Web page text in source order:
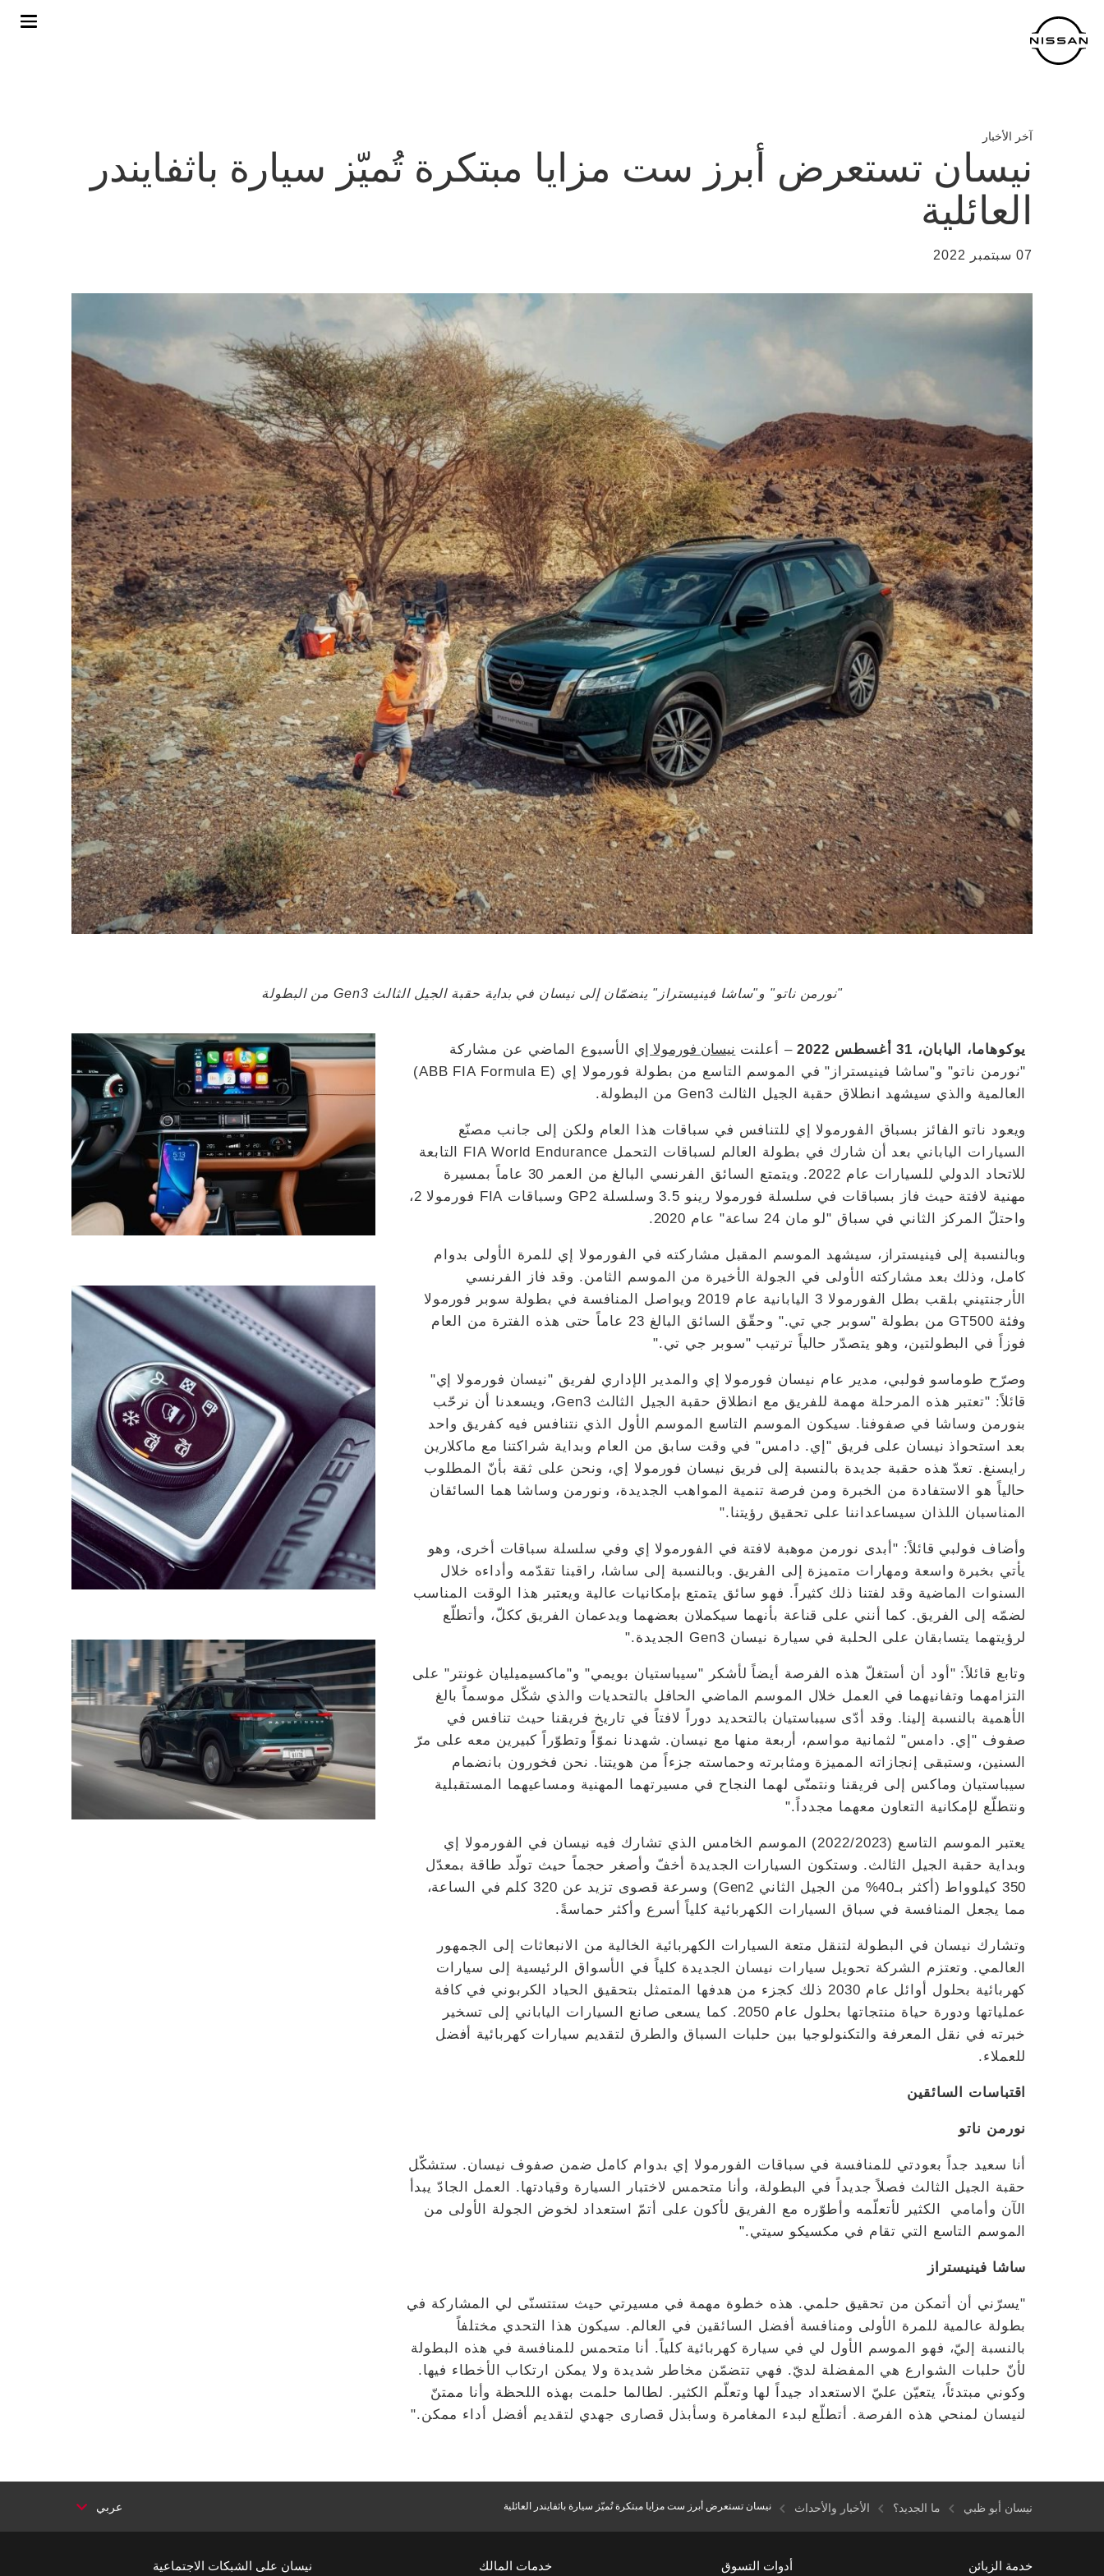
المحتوى
الرئيسي
آخر الأخبار
نيسان تستعرض أبرز ست مزايا مبتكرة تُميّز سيارة باثفايندر
العائلية
07 سبتمبر 2022
"نورمن ناتو" و"ساشا فينيستراز" ينضمّان إلى نيسان في بداية حقبة الجيل الثالث Gen3 من البطولة
يوكوهاما، اليابان، 31 أغسطس 2022 – أعلنت نيسان فورمولا إي الأسبوع الماضي عن مشاركة
"نورمن ناتو" و"ساشا فينيستراز" في الموسم التاسع من بطولة فورمولا إي (ABB FIA Formula E)
العالمية والذي سيشهد انطلاق حقبة الجيل الثالث Gen3 من البطولة.
ويعود ناتو الفائز بسباق الفورمولا إي للتنافس في سباقات هذا العام ولكن إلى جانب مصنّع
السيارات الياباني بعد أن شارك في بطولة العالم لسباقات التحمل FIA World Endurance التابعة
للاتحاد الدولي للسيارات عام 2022. ويتمتع السائق الفرنسي البالغ من العمر 30 عاماً بمسيرة
مهنية لافتة حيث فاز بسباقات في سلسلة فورمولا رينو 3.5 وسلسلة GP2 وسباقات FIA فورمولا 2،
واحتلّ المركز الثاني في سباق "لو مان 24 ساعة" عام 2020.
وبالنسبة إلى فينيستراز، سيشهد الموسم المقبل مشاركته في الفورمولا إي للمرة الأولى بدوام
كامل، وذلك بعد مشاركته الأولى في الجولة الأخيرة من الموسم الثامن. وقد فاز الفرنسي
الأرجنتيني بلقب بطل الفورمولا 3 اليابانية عام 2019 ويواصل المنافسة في بطولة سوبر فورمولا
وفئة GT500 من بطولة "سوبر جي تي." وحقّق السائق البالغ 23 عاماً حتى هذه الفترة من العام
فوزاً في البطولتين، وهو يتصدّر حالياً ترتيب "سوبر جي تي."
وصرّح طوماسو فولبي، مدير عام نيسان فورمولا إي والمدير الإداري لفريق "نيسان فورمولا إي"
قائلاً: "تعتبر هذه المرحلة مهمة للفريق مع انطلاق حقبة الجيل الثالث Gen3، ويسعدنا أن نرحّب
بنورمن وساشا في صفوفنا. سيكون الموسم التاسع الموسم الأول الذي نتنافس فيه كفريق واحد
بعد استحواذ نيسان على فريق "إي. دامس" في وقت سابق من العام وبداية شراكتنا مع ماكلارين
رايسنغ. تعدّ هذه حقبة جديدة بالنسبة إلى فريق نيسان فورمولا إي، ونحن على ثقة بأنّ المطلوب
حالياً هو الاستفادة من الخبرة ومن فرصة تنمية المواهب الجديدة، ونورمن وساشا هما السائقان
المناسبان اللذان سيساعداننا على تحقيق رؤيتنا."
وأضاف فولبي قائلاً: "أبدى نورمن موهبة لافتة في الفورمولا إي وفي سلسلة سباقات أخرى، وهو
يأتي بخبرة واسعة ومهارات متميزة إلى الفريق. وبالنسبة إلى ساشا، راقبنا تقدّمه وأداءه خلال
السنوات الماضية وقد لفتنا ذلك كثيراً. فهو سائق يتمتع بإمكانيات عالية ويعتبر هذا الوقت المناسب
لضمّه إلى الفريق. كما أنني على قناعة بأنهما سيكملان بعضهما ويدعمان الفريق ككلّ، وأتطلّع
لرؤيتهما يتسابقان على الحلبة في سيارة نيسان Gen3 الجديدة."
وتابع قائلاً: "أود أن أستغلّ هذه الفرصة أيضاً لأشكر "سيباستيان بويمي" و"ماكسيميليان غونتر" على
التزامهما وتفانيهما في العمل خلال الموسم الماضي الحافل بالتحديات والذي شكّل موسماً بالغ
الأهمية بالنسبة إلينا. وقد أدّى سيباستيان بالتحديد دوراً لافتاً في تاريخ فريقنا حيث تنافس في
صفوف "إي. دامس" لثمانية مواسم، أربعة منها مع نيسان. شهدنا نموّاً وتطوّراً كبيرين معه على مرّ
السنين، وستبقى إنجازاته المميزة ومثابرته وحماسته جزءاً من هويتنا. نحن فخورون بانضمام
سيباستيان وماكس إلى فريقنا ونتمنّى لهما النجاح في مسيرتهما المهنية ومساعيهما المستقبلية
ونتطلّع لإمكانية التعاون معهما مجدداً."
يعتبر الموسم التاسع (2022/2023) الموسم الخامس الذي تشارك فيه نيسان في الفورمولا إي
وبداية حقبة الجيل الثالث. وستكون السيارات الجديدة أخفّ وأصغر حجماً حيث تولّد طاقة بمعدّل
350 كيلوواط (أكثر بـ40% من الجيل الثاني Gen2) وسرعة قصوى تزيد عن 320 كلم في الساعة،
مما يجعل المنافسة في سباق السيارات الكهربائية كلياً أسرع وأكثر حماسةً.
وتشارك نيسان في البطولة لتنقل متعة السيارات الكهربائية الخالية من الانبعاثات إلى الجمهور
العالمي. وتعتزم الشركة تحويل سيارات نيسان الجديدة كلياً في الأسواق الرئيسية إلى سيارات
كهربائية بحلول أوائل عام 2030 ذلك كجزء من هدفها المتمثل بتحقيق الحياد الكربوني في كافة
عملياتها ودورة حياة منتجاتها بحلول عام 2050. كما يسعى صانع السيارات الياباني إلى تسخير
خبرته في نقل المعرفة والتكنولوجيا بين حلبات السباق والطرق لتقديم سيارات كهربائية أفضل
للعملاء.
اقتباسات السائقين
نورمن ناتو
أنا سعيد جداً بعودتي للمنافسة في سباقات الفورمولا إي بدوام كامل ضمن صفوف نيسان. ستشكّل
حقبة الجيل الثالث فصلاً جديداً في البطولة، وأنا متحمس لاختبار السيارة وقيادتها. العمل الجادّ يبدأ
الآن وأمامي الكثير لأتعلّمه وأطوّره مع الفريق لأكون على أتمّ استعداد لخوض الجولة الأولى من
الموسم التاسع التي تقام في مكسيكو سيتي."
ساشا فينيستراز
"يسرّني أن أتمكن من تحقيق حلمي. هذه خطوة مهمة في مسيرتي حيث ستتسنّى لي المشاركة في
بطولة عالمية للمرة الأولى ومنافسة أفضل السائقين في العالم. سيكون هذا التحدي مختلفاً
بالنسبة إليّ، فهو الموسم الأول لي في سيارة كهربائية كلياً. أنا متحمس للمنافسة في هذه البطولة
لأنّ حلبات الشوارع هي المفضلة لديّ. فهي تتضمّن مخاطر شديدة ولا يمكن ارتكاب الأخطاء فيها.
وكوني مبتدئاً، يتعيّن عليّ الاستعداد جيداً لها وتعلّم الكثير. لطالما حلمت بهذه اللحظة وأنا ممتنّ
لنيسان لمنحي هذه الفرصة. أتطلّع لبدء المغامرة وسأبذل قصارى جهدي لتقديم أفضل أداء ممكن."
نيسان أبو ظبي ما الجديد؟ الأخبار والأحداث نيسان تستعرض أبرز ست مزايا مبتكرة تُميّز سيارة باثفايندر العائلية عربي
خدمة الزبائن أدوات التسوق خدمات المالك نيسان على الشبكات الاجتماعية